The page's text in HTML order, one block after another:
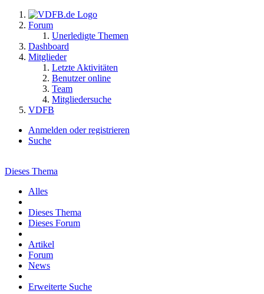
Forum
Unerledigte Themen
Dashboard
Mitglieder
Letzte Aktivitäten
Benutzer online
Team
Mitgliedersuche
VDFB
Anmelden oder registrieren
Suche
Dieses Thema
Alles
Dieses Thema
Dieses Forum
Artikel
Forum
News
Erweiterte Suche